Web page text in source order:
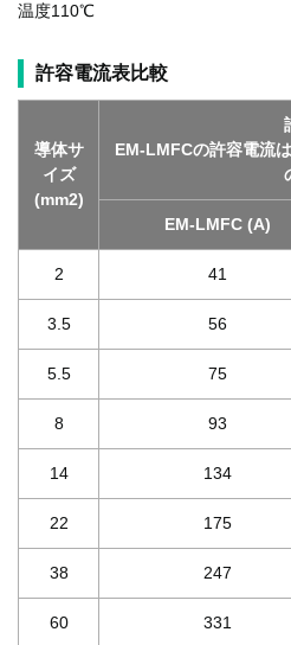
温度110℃
許容電流表比較
導体サ
イズ
(mm2)
EM-LMFCの許容電流
EM-LMFC (A)
2 41
3.5 56
5.5 75
8 93
14 134
22 175
38 247
60 331